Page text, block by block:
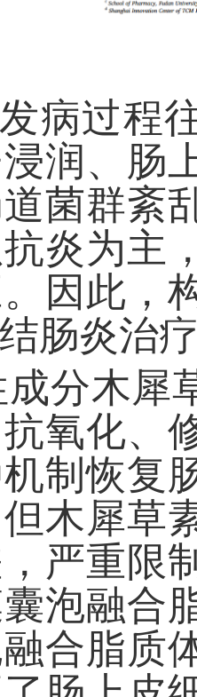
病过程
润、肠
菌群紊
炎为主
因此，
肠炎治
分木犀
氧化、
制恢复
木犀草
严重限
泡融合
合脂质